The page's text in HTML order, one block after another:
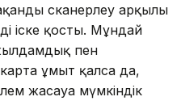
сканерлеу арқылы
іске қосты. Мұндай
пен
карта ұмыт қалса да,
жасауға мүмкіндік